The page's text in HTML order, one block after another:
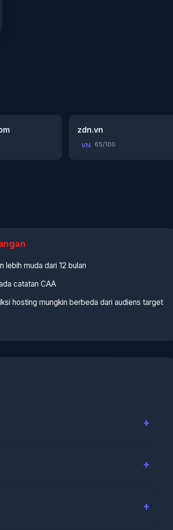
zdn.vn
VN 65/100
lebih muda dari 12 bulan
catatan CAA
hosting mungkin berbeda dari audiens target